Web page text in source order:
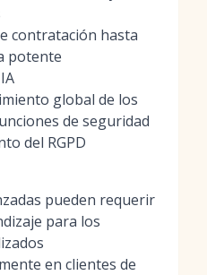
contratación hasta
potente
global de los
de seguridad
del RGPD
pueden requerir
para los
en clientes de